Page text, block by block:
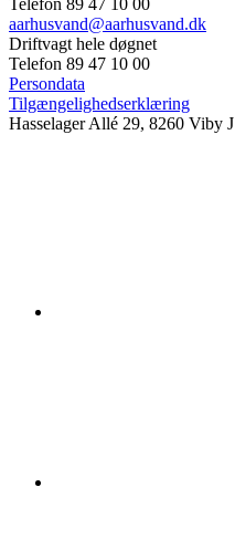
aarhusvand@aarhusvand.dk
Driftvagt hele døgnet
Telefon 89 47 10 00
Persondata
Tilgængelighedserklæring
Hasselager Allé 29, 8260 Viby J